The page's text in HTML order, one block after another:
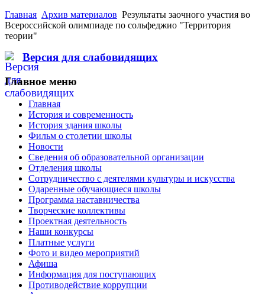
Главная Архив материалов Результаты заочного участия во
Всероссийской олимпиаде по сольфеджио "Территория
теории"
Версия для слабовидящих
Главное меню
Главная
История и современность
История здания школы
Фильм о столетии школы
Новости
Сведения об образовательной организации
Отделения школы
Сотрудничество с деятелями культуры и искусства
Одаренные обучающиеся школы
Программа наставничества
Творческие коллективы
Проектная деятельность
Наши конкурсы
Платные услуги
Фото и видео мероприятий
Афиша
Информация для поступающих
Противодействие коррупции